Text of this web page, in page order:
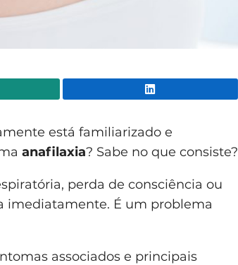
está familiarizado e
anafilaxia? Sabe no que consiste?
perda de consciência ou
imediatamente. É um problema
associados e principais